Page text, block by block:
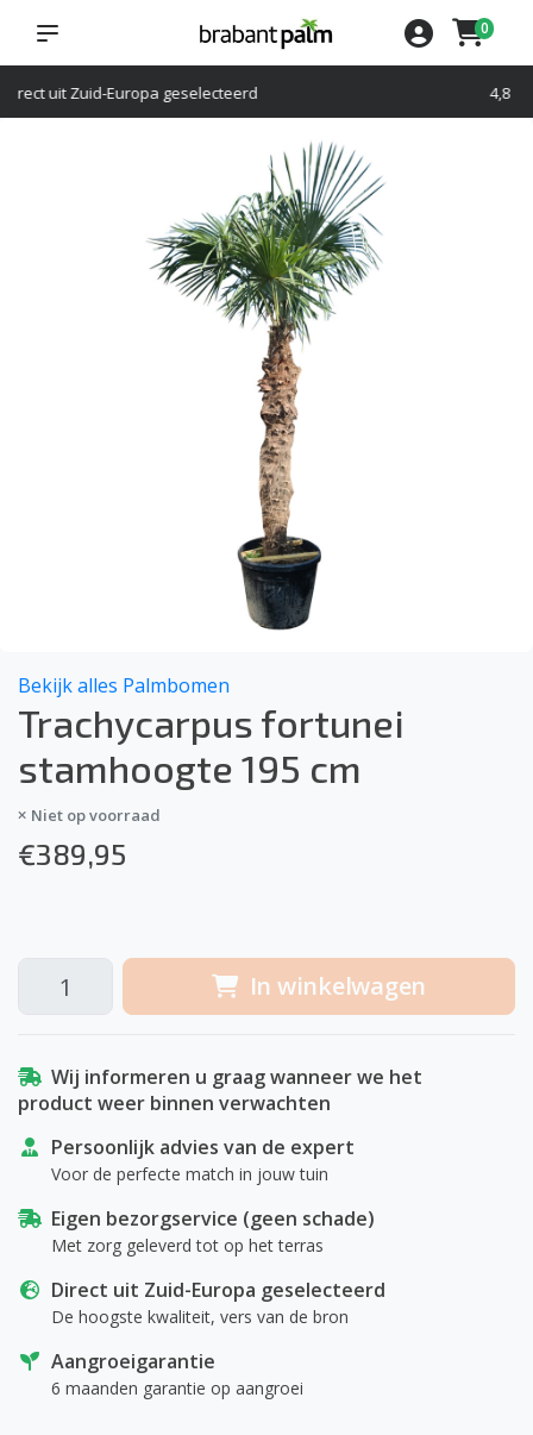
4,8
0
Bekijk alles Palmbomen
Trachycarpus fortunei
stamhoogte 195 cm
Niet op voorraad
€389,95
In winkelwagen
Wij informeren u graag wanneer we het
product weer binnen verwachten
Persoonlijk advies van de expert
Voor de perfecte match in jouw tuin
Eigen bezorgservice (geen schade)
Met zorg geleverd tot op het terras
Direct uit Zuid-Europa geselecteerd
De hoogste kwaliteit, vers van de bron
Aangroeigarantie
6 maanden garantie op aangroei